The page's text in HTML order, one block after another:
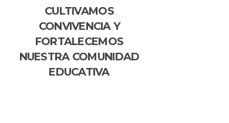
CULTIVAMOS
CONVIVENCIA Y
FORTALECEMOS
NUESTRA COMUNIDAD
EDUCATIVA